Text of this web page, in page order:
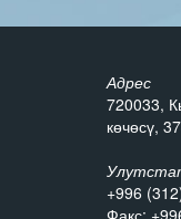
Адрес
720033,
көчөсү,
+996
Факс: